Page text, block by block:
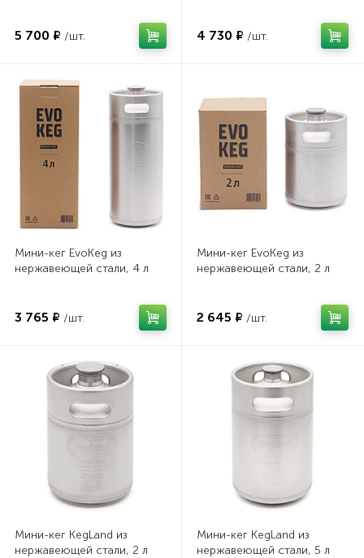
5 700 ₽ /шт. 4 730 ₽ /шт.
Мини-кег EvoKeg из
нержавеющей стали, 4 л
3 765 ₽ /шт.
Мини-кег EvoKeg из
нержавеющей стали, 2 л
2 645 ₽ /шт.
Мини-кег KegLand из
нержавеющей стали, 2 л
Мини-кег KegLand из
нержавеющей стали, 5 л